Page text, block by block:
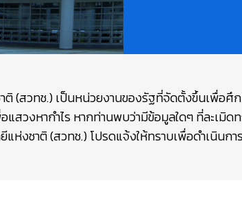
(สวทช.) เป็นหน่วยงานของรัฐที่จัดตั้งขึ้นเพื่อศึ
แสวงหากำไร หากท่านพบว่ามีข้อมูลใดๆ ที่ละเ
ห่งชาติ (สวทช.) โปรดแจ้งให้ทราบเพื่อดำเนิน